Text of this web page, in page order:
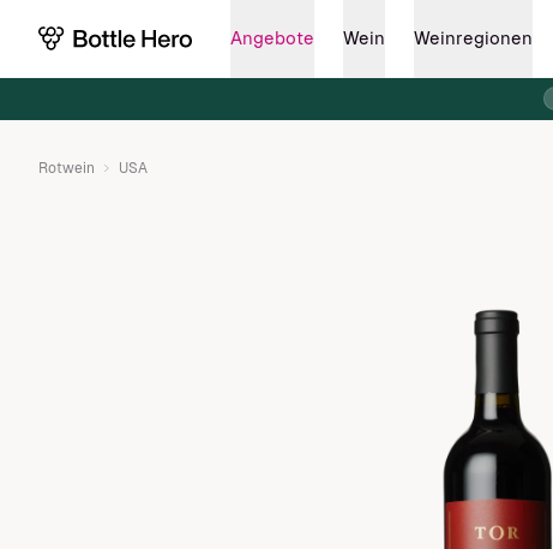
Angebote Wein Weinregionen
Rotwein USA